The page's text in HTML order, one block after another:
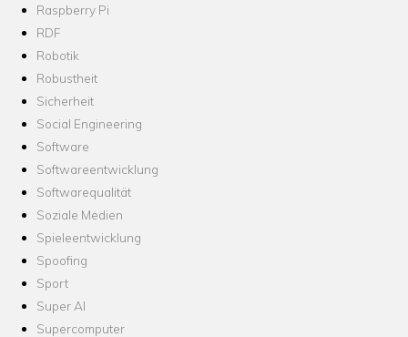
Raspberry Pi
RDF
Robotik
Robustheit
Sicherheit
Social Engineering
Software
Softwareentwicklung
Softwarequalität
Soziale Medien
Spieleentwicklung
Spoofing
Sport
Super AI
Supercomputer